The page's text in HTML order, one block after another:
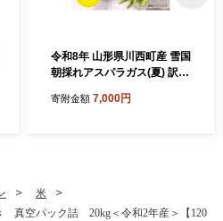
令和8年 山形県川西町産 雪国
朝採れアスパラガス(夏) 訳あ
g【1764659】
寄附金額 7,000円
米
真空パック詰 20kg＜令和2年産＞【120